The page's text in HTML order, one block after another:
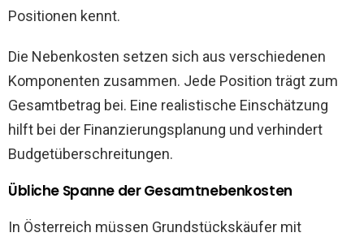
Positionen kennt.
Die Nebenkosten setzen sich aus verschiedenen
Komponenten zusammen. Jede Position trägt zum
Gesamtbetrag bei. Eine realistische Einschätzung
hilft bei der Finanzierungsplanung und verhindert
Budgetüberschreitungen.
Übliche Spanne der Gesamtnebenkosten
In Österreich müssen Grundstückskäufer mit